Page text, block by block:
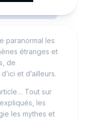
paranormal les
étranges et
de
et d’ailleurs.
Tout sur
les
les mythes et